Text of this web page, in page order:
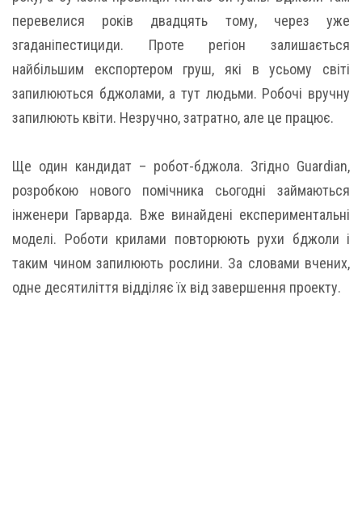
перевелися років двадцять тому, через уже
згаданіпестициди. Проте регіон залишається
найбільшим експортером груш, які в усьому світі
запилюються бджолами, а тут людьми. Робочі вручну
запилюють квіти. Незручно, затратно, але це працює.
Ще один кандидат – робот-бджола. Згідно Guardian,
розробкою нового помічника сьогодні займаються
інженери Гарварда. Вже винайдені експериментальні
моделі. Роботи крилами повторюють рухи бджоли і
таким чином запилюють рослини. За словами вчених,
одне десятиліття відділяє їх від завершення проекту.